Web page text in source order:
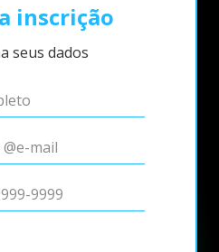
inscrição
seus dados